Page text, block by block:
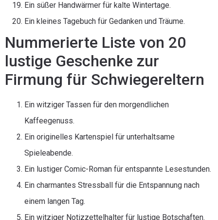
Ein süßer Handwärmer für kalte Wintertage.
Ein kleines Tagebuch für Gedanken und Träume.
Nummerierte Liste von 20
lustige Geschenke zur
Firmung für Schwiegereltern
Ein witziger Tassen für den morgendlichen
Kaffeegenuss.
Ein originelles Kartenspiel für unterhaltsame
Spieleabende.
Ein lustiger Comic-Roman für entspannte Lesestunden.
Ein charmantes Stressball für die Entspannung nach
einem langen Tag.
Ein witziger Notizzettelhalter für lustige Botschaften.